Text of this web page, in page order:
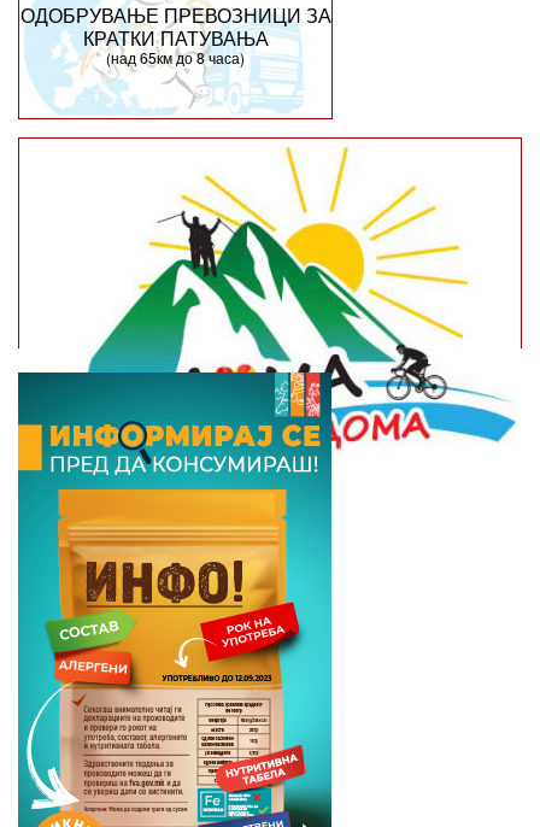
ОДОБРУВАЊЕ ПРЕВОЗНИЦИ ЗА
КРАТКИ ПАТУВАЊА
(над 65км до 8 часа)